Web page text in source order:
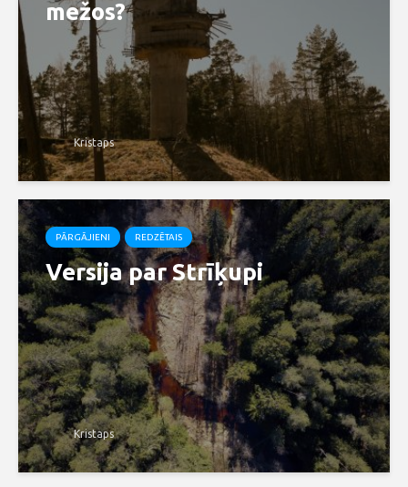
mežos?
Kristaps
PĀRGĀJIENI REDZĒTAIS
Versija par Strīķupi
Kristaps